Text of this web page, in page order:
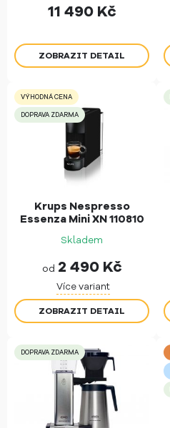
11 490 Kč
ZOBRAZIT DETAIL
VÝHODNÁ CENA
DOPRAVA ZDARMA
Krups Nespresso
Essenza Mini XN 110810
Skladem
od 2 490 Kč
Více variant
ZOBRAZIT DETAIL
DOPRAVA ZDARMA